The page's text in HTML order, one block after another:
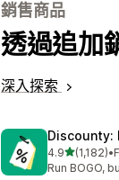
銷售商品
透過追加
深入探索
Discounty:
4.9滿分 5 顆星
(1,182)
共有 1182 則•
Run BOGO,